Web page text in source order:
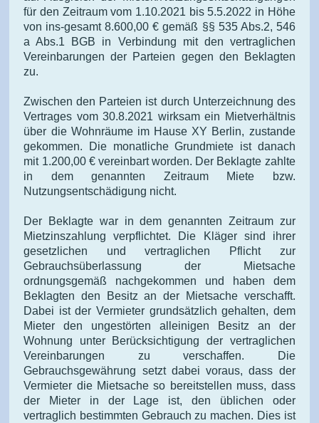
für den Zeitraum vom 1.10.2021 bis 5.5.2022 in Höhe
von ins-gesamt 8.600,00 € gemäß §§ 535 Abs.2, 546
a Abs.1 BGB in Verbindung mit den vertraglichen
Vereinbarungen der Parteien gegen den Beklagten
zu.
Zwischen den Parteien ist durch Unterzeichnung des
Vertrages vom 30.8.2021 wirksam ein Mietverhältnis
über die Wohnräume im Hause XY Berlin, zustande
gekommen. Die monatliche Grundmiete ist danach
mit 1.200,00 € vereinbart worden. Der Beklagte zahlte
in dem genannten Zeitraum Miete bzw.
Nutzungsentschädigung nicht.
Der Beklagte war in dem genannten Zeitraum zur
Mietzinszahlung verpflichtet. Die Kläger sind ihrer
gesetzlichen und vertraglichen Pflicht zur
Gebrauchsüberlassung der Mietsache
ordnungsgemäß nachgekommen und haben dem
Beklagten den Besitz an der Mietsache verschafft.
Dabei ist der Vermieter grundsätzlich gehalten, dem
Mieter den ungestörten alleinigen Besitz an der
Wohnung unter Berücksichtigung der vertraglichen
Vereinbarungen zu verschaffen. Die
Gebrauchsgewährung setzt dabei voraus, dass der
Vermieter die Mietsache so bereitstellen muss, dass
der Mieter in der Lage ist, den üblichen oder
vertraglich bestimmten Gebrauch zu machen. Dies ist